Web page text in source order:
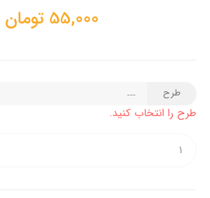
55,000 تومان
طرح
طرح را انتخاب کنید.